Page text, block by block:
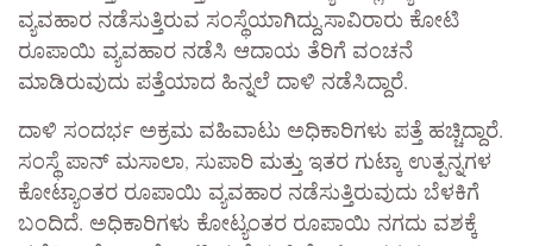
ವ್ಯವಹಾರ ನಡೆಸುತ್ತಿರುವ ಸಂಸ್ಥೆಯಾಗಿದ್ದು,ಸಾವಿರಾರು ಕೋಟಿ‌
ರೂಪಾಯಿ ವ್ಯವಹಾರ ನಡೆಸಿ ಆದಾಯ ತೆರಿಗೆ ವಂಚನೆ
ಮಾಡಿರುವುದು ಪತ್ತೆಯಾದ ಹಿನ್ನಲೆ ದಾಳಿ‌ ನಡೆಸಿದ್ದಾರೆ.
ದಾಳಿ ಸಂದರ್ಭ‌ ಅಕ್ರಮ ವಹಿವಾಟು ಅಧಿಕಾರಿಗಳು ಪತ್ತೆ ಹಚ್ಚಿದ್ದಾರೆ.
ಸಂಸ್ಥೆ ಪಾನ್ ಮಸಾಲಾ, ಸುಪಾರಿ ಮತ್ತು ಇತರ ಗುಟ್ಕಾ ಉತ್ಪನ್ನಗಳ
ಕೋಟ್ಯಾಂತರ ರೂಪಾಯಿ ವ್ಯವಹಾರ ನಡೆಸುತ್ತಿರುವುದು ಬೆಳಕಿಗೆ
ಬಂದಿದೆ. ಅಧಿಕಾರಿಗಳು ಕೋಟ್ಯಂತರ ರೂಪಾಯಿ ನಗದು ವಶಕ್ಕೆ